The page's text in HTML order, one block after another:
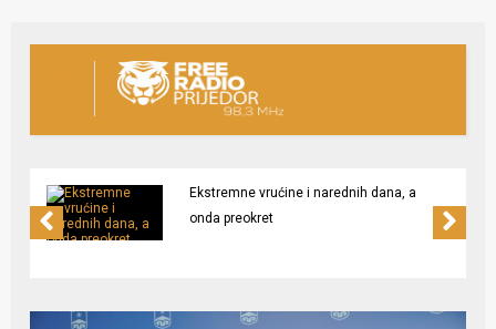
Ekstremne vrućine i narednih dana, a
onda preokret